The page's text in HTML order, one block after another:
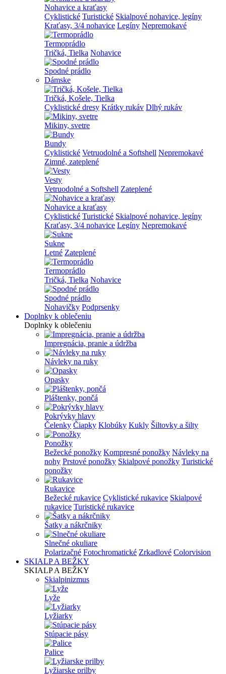
Nohavice a kraťasy
Cyklistické Turistické Skialpové nohavice, legíny
Kraťasy, 3/4 nohavice Legíny Nepremokavé
Termoprádlo
Tričká, Tielka Nohavice
Spodné prádlo
Dámske
Tričká, Košele, Tielka
Cyklistické dresy Krátky rukáv Dlhý rukáv
Mikiny, svetre
Bundy
Cyklistické Vetruodolné a Softshell Nepremokavé
Zimné, zateplené
Vesty
Vetruodolné a Softshell Zateplené
Nohavice a kraťasy
Cyklistické Turistické Skialpové nohavice, legíny
Kraťasy, 3/4 nohavice Legíny Nepremokavé
Sukne
Letné Zateplené
Termoprádlo
Tričká, Tielka Nohavice
Spodné prádlo
Nohavičky Podprsenky
Doplnky k oblečeniu
Doplnky k oblečeniu
Impregnácia, pranie a údržba
Návleky na ruky
Opasky
Pláštenky, pončá
Pokrývky hlavy
Čelenky Čiapky Klobúky Kukly Šiltovky a šilty
Ponožky
Bežecké ponožky Kompresné ponožky Návleky na
nohy Prstové ponožky Skialpové ponožky Turistické
ponožky
Rukavice
Bežecké rukavice Cyklistické rukavice Skialpové
rukavice Turistické rukavice
Šatky a nákrčniky
Slnečné okuliare
Polarizačné Fotochromatické Zrkadlové Colorvision
SKIALP A BEŽKY
SKIALP A BEŽKY
Skialpinizmus
Lyže
Lyžiarky
Stúpacie pásy
Palice
Lyžiarske prilby